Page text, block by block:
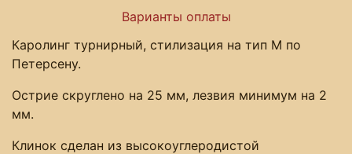
Варианты оплаты
Каролинг турнирный, стилизация на тип M по
Петерсену.
Острие скруглено на 25 мм, лезвия минимум на 2
мм.
Клинок сделан из высокоуглеродистой